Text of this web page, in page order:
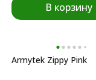
В корзину
Armytek Zippy Pink